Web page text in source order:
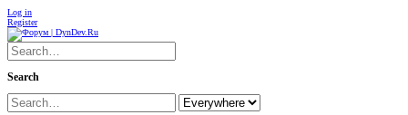
Log in
Register
Search